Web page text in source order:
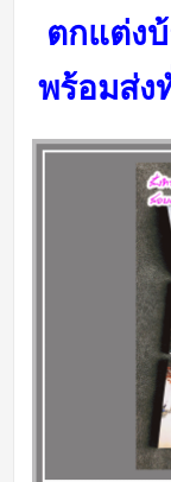
ตกแต่ง
พร้อมส่ง